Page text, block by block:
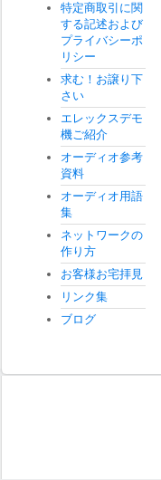
特定商取引に関
する記述および
プライバシーポ
リシー
求む！お譲り下
さい
エレックスデモ
機ご紹介
オーディオ参考
資料
オーディオ用語
集
ネットワークの
作り方
お客様お宅拝見
リンク集
ブログ